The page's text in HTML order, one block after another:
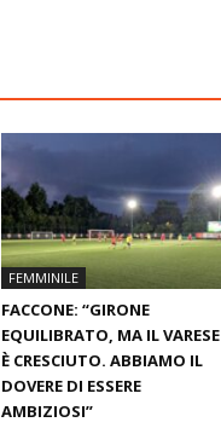
FEMMINILE
FACCONE: “GIRONE
EQUILIBRATO, MA IL VARESE
È CRESCIUTO. ABBIAMO IL
DOVERE DI ESSERE
AMBIZIOSI”